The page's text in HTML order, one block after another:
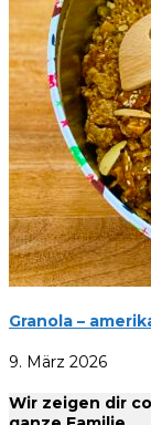
Granola –
9. März 2026
Wir zeigen dir